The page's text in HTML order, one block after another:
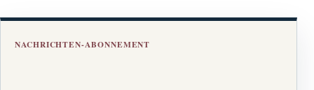
NACHRICHTEN-ABONNEMENT